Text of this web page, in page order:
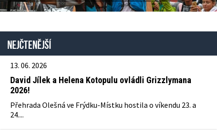
Nejčtenější
13. 06. 2026
David Jílek a Helena Kotopulu ovládli Grizzlymana
2026!
Přehrada Olešná ve Frýdku-Místku hostila o víkendu 23. a
24....